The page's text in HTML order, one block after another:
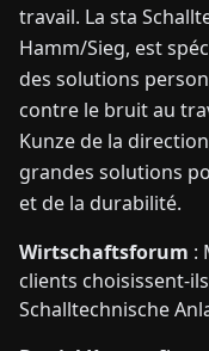
CONTACTEZ-
NOUS
travail. La sta
Hamm/Sieg, est
des solutions
contre le bruit au
Kunze de la
grandes solutions
et de la durabilité.
Wirtschaftsforum :
clients choisissent-
Schalltechnische